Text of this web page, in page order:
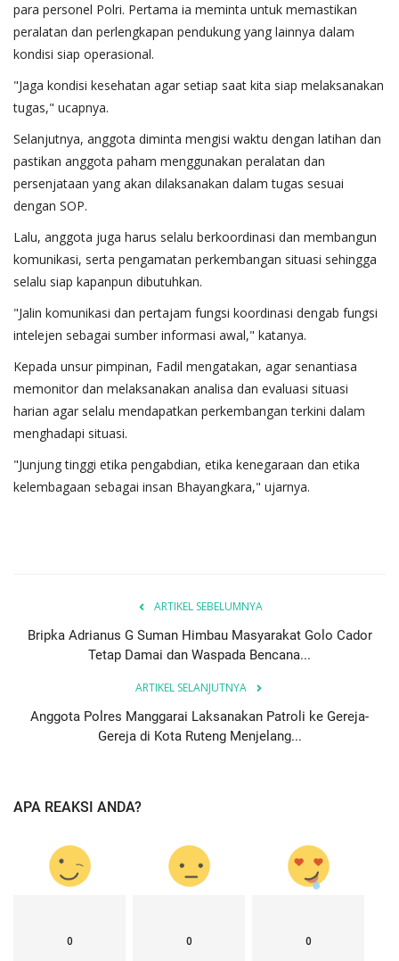
para personel Polri. Pertama ia meminta untuk memastikan
peralatan dan perlengkapan pendukung yang lainnya dalam
kondisi siap operasional.
"Jaga kondisi kesehatan agar setiap saat kita siap melaksanakan
tugas," ucapnya.
Selanjutnya, anggota diminta mengisi waktu dengan latihan dan
pastikan anggota paham menggunakan peralatan dan
persenjataan yang akan dilaksanakan dalam tugas sesuai
dengan SOP.
Lalu, anggota juga harus selalu berkoordinasi dan membangun
komunikasi, serta pengamatan perkembangan situasi sehingga
selalu siap kapanpun dibutuhkan.
"Jalin komunikasi dan pertajam fungsi koordinasi dengab fungsi
intelejen sebagai sumber informasi awal," katanya.
Kepada unsur pimpinan, Fadil mengatakan, agar senantiasa
memonitor dan melaksanakan analisa dan evaluasi situasi
harian agar selalu mendapatkan perkembangan terkini dalam
menghadapi situasi.
"Junjung tinggi etika pengabdian, etika kenegaraan dan etika
kelembagaan sebagai insan Bhayangkara," ujarnya.
ARTIKEL SEBELUMNYA
Bripka Adrianus G Suman Himbau Masyarakat Golo Cador
Tetap Damai dan Waspada Bencana...
ARTIKEL SELANJUTNYA
Anggota Polres Manggarai Laksanakan Patroli ke Gereja-
Gereja di Kota Ruteng Menjelang...
APA REAKSI ANDA?
0 0 0